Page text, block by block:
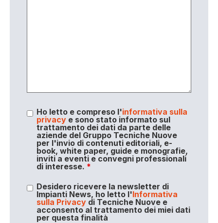
Ho letto e compreso l'informativa sulla
privacye sono stato informato sul
trattamento dei dati da parte delle
aziende del Gruppo Tecniche Nuove
per l'invio di contenuti editoriali, e-
book, white paper, guide e monografie,
inviti a eventi e convegni professionali
di interesse. *
Desidero ricevere la newsletter di
Impianti News, ho letto l'Informativa
sulla Privacydi Tecniche Nuove e
acconsento al trattamento dei miei dati
per questa finalità